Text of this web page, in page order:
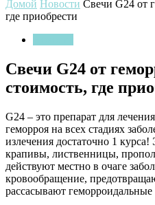
Домой Новости Свечи G24 от
где приобрести
Свечи G24 от
стоимость, где
G24 – это препарат для
геморроя на всех стадиях
излечения достаточно 1
крапивы, лиственницы,
действуют местно в очаге
кровообращение,
рассасывают